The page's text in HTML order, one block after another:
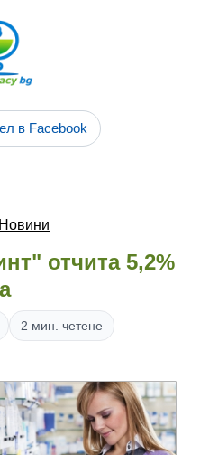
в Facebook
Новини
отчита 5,2%
2 мин. четене